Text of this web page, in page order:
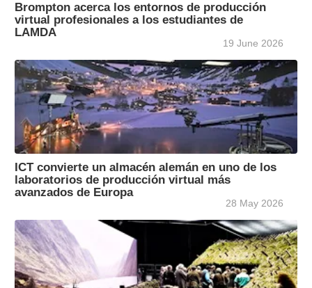
Brompton acerca los entornos de producción
virtual profesionales a los estudiantes de
LAMDA
19 June 2026
ICT convierte un almacén alemán en uno de los
laboratorios de producción virtual más
avanzados de Europa
28 May 2026